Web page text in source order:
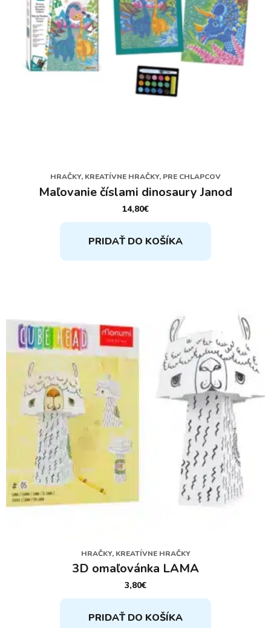
HRAČKY, KREATÍVNE HRAČKY, PRE CHLAPCOV
Maľovanie číslami dinosaury Janod
14,80€
PRIDAŤ DO KOŠÍKA
HRAČKY, KREATÍVNE HRAČKY
3D omaľovánka LAMA
3,80€
PRIDAŤ DO KOŠÍKA